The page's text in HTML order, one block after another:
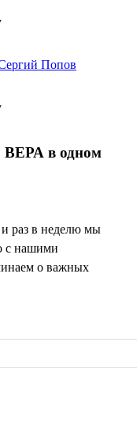
Попов
ВЕРА в одном
раз в неделю мы
с нашими
о важных